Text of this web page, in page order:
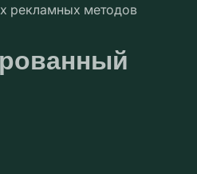
рекламных методов